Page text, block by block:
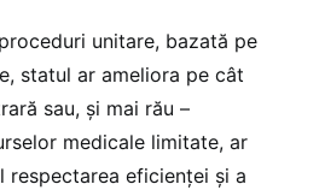
unitare, bazată pe
statul ar ameliora pe cât
sau, și mai rău –
medicale limitate, ar
respectarea eficienței și a